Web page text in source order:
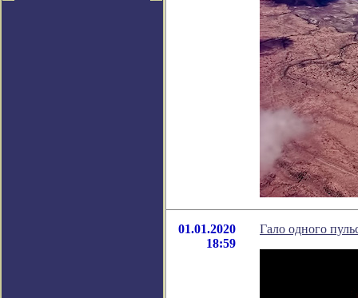
01.01.2020
18:59
Гало одного